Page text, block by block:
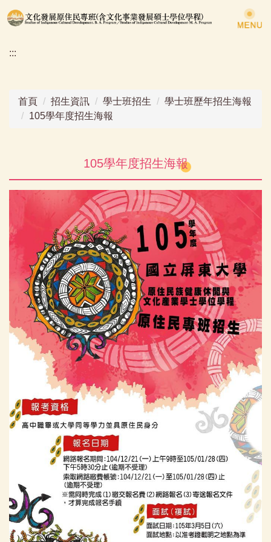
跳
到
要
:::
首頁 招生資訊 學士班招生
學士班歷年招生海報
105學年度招生海報
105學年度招生海報